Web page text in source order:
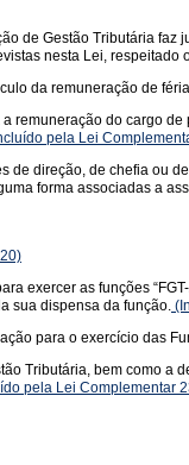
de Gestão Tributária
nesta Lei,
da remuneração de
remuneração do cargo
pela Lei
de direção, de chefia ou
forma associadas a
exercer as funções
sua dispensa da função.
para o exercício das
Tributária, bem como
pela Lei Complementar